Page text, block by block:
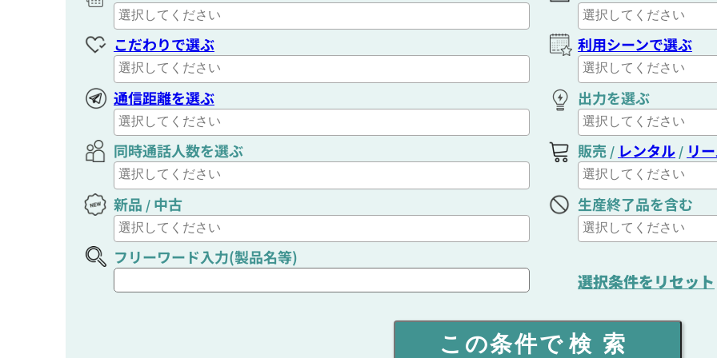
こだわりで選ぶ 利用シーンで選ぶ
通信距離を選ぶ 出力を選ぶ
同時通話人数を選ぶ 販売 / レンタル / リ
新品 / 中古 生産終了品を含む
フリーワード入力(製品名等)
選択条件をリセット
この条件で 検索